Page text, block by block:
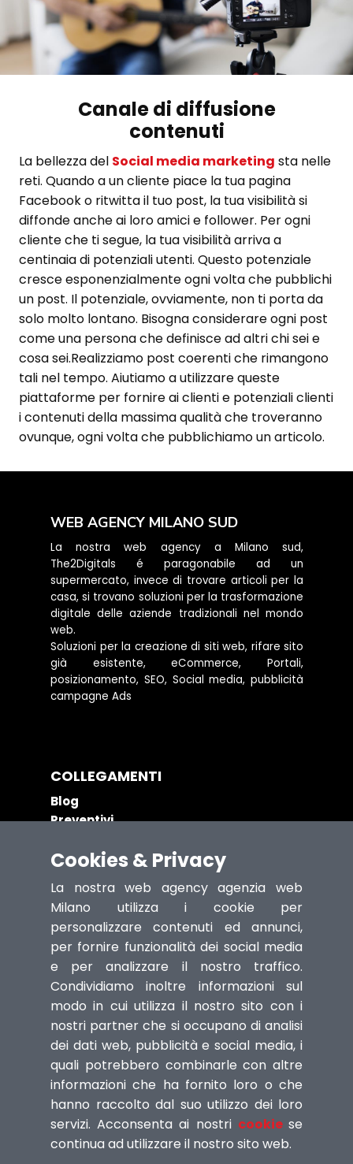
Canale di diffusione
contenuti
La bellezza del Social media marketing sta nelle
reti. Quando a un cliente piace la tua pagina
Facebook o ritwitta il tuo post, la tua visibilità si
diffonde anche ai loro amici e follower. Per ogni
cliente che ti segue, la tua visibilità arriva a
centinaia di potenziali utenti. Questo potenziale
cresce esponenzialmente ogni volta che pubblichi
un post. Il potenziale, ovviamente, non ti porta da
solo molto lontano. Bisogna considerare ogni post
come una persona che definisce ad altri chi sei e
cosa sei.Realizziamo post coerenti che rimangono
tali nel tempo. Aiutiamo a utilizzare queste
piattaforme per fornire ai clienti e potenziali clienti
i contenuti della massima qualità che troveranno
ovunque, ogni volta che pubblichiamo un articolo.
WEB AGENCY MILANO SUD
La nostra web agency a Milano sud,
The2Digitals é paragonabile ad un
supermercato, invece di trovare articoli per la
casa, si trovano soluzioni per la trasformazione
digitale delle aziende tradizionali nel mondo
web.
Soluzioni per la creazione di siti web, rifare sito
già esistente, eCommerce, Portali,
posizionamento, SEO, Social media, pubblicità
campagne Ads
COLLEGAMENTI
Blog
Preventivi
Riparazione Computer
Grande Distribuzione
AGENZIA WEB
Realizzazione pagine web e sviluppo di siti
internet per il commercio online, siti per
officine, alberghi, ristoranti, studio medici.
Ottimizzazione e posizionamento pagine
web sui Motori di ricerca.
Cookies & Privacy
La nostra web agency agenzia web
Milano utilizza i cookie per
personalizzare contenuti ed annunci,
per fornire funzionalità dei social media
e per analizzare il nostro traffico.
Condividiamo inoltre informazioni sul
modo in cui utilizza il nostro sito con i
nostri partner che si occupano di analisi
dei dati web, pubblicità e social media, i
quali potrebbero combinarle con altre
informazioni che ha fornito loro o che
hanno raccolto dal suo utilizzo dei loro
servizi. Acconsenta ai nostri cookiese
continua ad utilizzare il nostro sito web.